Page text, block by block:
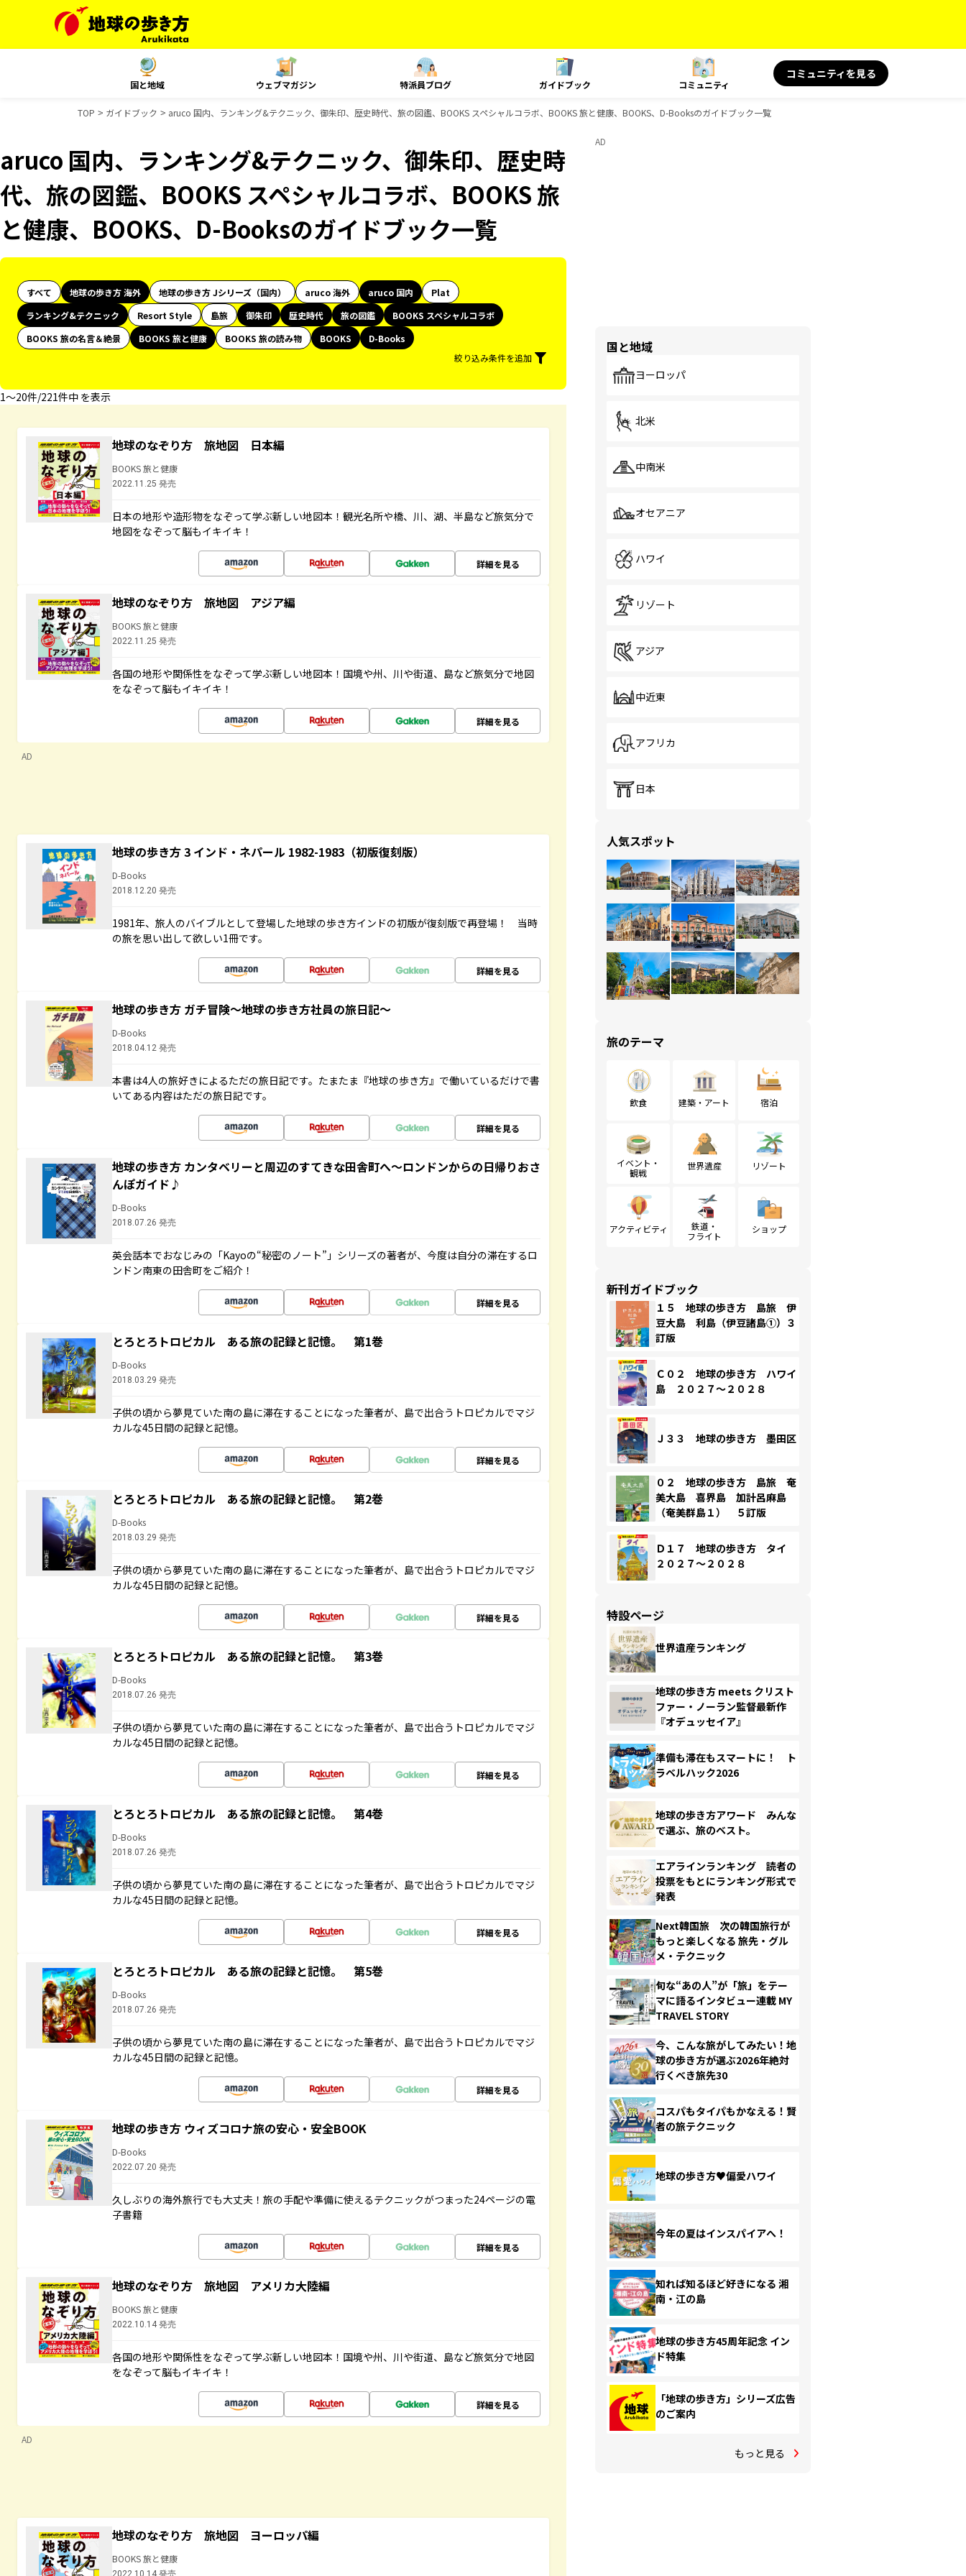
国と地域 ウェブマガジン 特派員ブログ ガイドブック コミュニティ
コミュニティを見る
TOP ガイドブック aruco 国内、ランキング&テクニック、御朱印、歴史時代、旅の図鑑、BOOKS スペシャルコラボ、BOOKS 旅と健康、BOOKS、D-Booksのガイドブック一覧
aruco 国内、ランキング&テクニック、御朱印、歴史時
代、旅の図鑑、BOOKS スペシャルコラボ、BOOKS 旅
と健康、BOOKS、D-Booksのガイドブック一覧
すべて 地球の歩き方 海外 地球の歩き方 Jシリーズ（国内） aruco 海外 aruco 国内
Plat
ランキング&テクニック
Resort Style 島旅 御朱印 歴史時代 旅の図鑑
BOOKS スペシャルコラボ
BOOKS 旅の名言＆絶景
BOOKS 旅と健康 BOOKS 旅の読み物 BOOKS
D-Books
絞り込み条件を追加
1〜20件/221件中 を表示
地球のなぞり方 旅地図 日本編
BOOKS 旅と健康
2022.11.25 発売
日本の地形や造形物をなぞって学ぶ新しい地図本！観光名所や橋、川、湖、半島など旅気分で
地図をなぞって脳もイキイキ！
詳細を見る
地球のなぞり方 旅地図 アジア編
BOOKS 旅と健康
2022.11.25 発売
各国の地形や関係性をなぞって学ぶ新しい地図本！国境や州、川や街道、島など旅気分で地図
をなぞって脳もイキイキ！
詳細を見る
AD
地球の歩き方 3 インド・ネパール 1982-1983（初版復刻版）
D-Books
2018.12.20 発売
1981年、旅人のバイブルとして登場した地球の歩き方インドの初版が復刻版で再登場！ 当時
の旅を思い出して欲しい1冊です。
詳細を見る
地球の歩き方 ガチ冒険～地球の歩き方社員の旅日記～
D-Books
2018.04.12 発売
本書は4人の旅好きによるただの旅日記です。たまたま『地球の歩き方』で働いているだけで書
いてある内容はただの旅日記です。
詳細を見る
地球の歩き方 カンタベリーと周辺のすてきな田舎町へ～ロンドンからの日帰りおさ
んぽガイド♪
D-Books
2018.07.26 発売
英会話本でおなじみの「Kayoの“秘密のノート”」シリーズの著者が、今度は自分の滞在するロ
ンドン南東の田舎町をご紹介！
詳細を見る
とろとろトロピカル ある旅の記録と記憶。 第1巻
D-Books
2018.03.29 発売
子供の頃から夢見ていた南の島に滞在することになった筆者が、島で出合うトロピカルでマジ
カルな45日間の記録と記憶。
詳細を見る
とろとろトロピカル ある旅の記録と記憶。 第2巻
D-Books
2018.03.29 発売
子供の頃から夢見ていた南の島に滞在することになった筆者が、島で出合うトロピカルでマジ
カルな45日間の記録と記憶。
詳細を見る
とろとろトロピカル ある旅の記録と記憶。 第3巻
D-Books
2018.07.26 発売
子供の頃から夢見ていた南の島に滞在することになった筆者が、島で出合うトロピカルでマジ
カルな45日間の記録と記憶。
詳細を見る
とろとろトロピカル ある旅の記録と記憶。 第4巻
D-Books
2018.07.26 発売
子供の頃から夢見ていた南の島に滞在することになった筆者が、島で出合うトロピカルでマジ
カルな45日間の記録と記憶。
詳細を見る
とろとろトロピカル ある旅の記録と記憶。 第5巻
D-Books
2018.07.26 発売
子供の頃から夢見ていた南の島に滞在することになった筆者が、島で出合うトロピカルでマジ
カルな45日間の記録と記憶。
詳細を見る
地球の歩き方 ウィズコロナ旅の安心・安全BOOK
D-Books
2022.07.20 発売
久しぶりの海外旅行でも大丈夫！旅の手配や準備に使えるテクニックがつまった24ページの電
子書籍
詳細を見る
地球のなぞり方 旅地図 アメリカ大陸編
BOOKS 旅と健康
2022.10.14 発売
各国の地形や関係性をなぞって学ぶ新しい地図本！国境や州、川や街道、島など旅気分で地図
をなぞって脳もイキイキ！
詳細を見る
AD
地球のなぞり方 旅地図 ヨーロッパ編
BOOKS 旅と健康
2022.10.14 発売
AD
国と地域
ヨーロッパ
北米
中南米
オセアニア
ハワイ
リゾート
アジア
中近東
アフリカ
日本
人気スポット
旅のテーマ
飲食 建築・アート 宿泊
イベント・
観戦
世界遺産 リゾート
アクティビティ
鉄道・
フライト
ショップ
新刊ガイドブック
１５ 地球の歩き方 島旅 伊
豆大島 利島（伊豆諸島①）３
訂版
Ｃ０２ 地球の歩き方 ハワイ
島 ２０２７～２０２８
Ｊ３３ 地球の歩き方 墨田区
０２ 地球の歩き方 島旅 奄
美大島 喜界島 加計呂麻島
（奄美群島１） ５訂版
Ｄ１７ 地球の歩き方 タイ
２０２７～２０２８
特設ページ
世界遺産ランキング
地球の歩き方 meets クリスト
ファー・ノーラン監督最新作
『オデュッセイア』
準備も滞在もスマートに！ ト
ラベルハック2026
地球の歩き方アワード みんな
で選ぶ、旅のベスト。
エアラインランキング 読者の
投票をもとにランキング形式で
発表
Next韓国旅 次の韓国旅行が
もっと楽しくなる 旅先・グル
メ・テクニック
旬な“あの人”が「旅」をテー
マに語るインタビュー連載 MY
TRAVEL STORY
今、こんな旅がしてみたい！地
球の歩き方が選ぶ2026年絶対
行くべき旅先30
コスパもタイパもかなえる！賢
者の旅テクニック
地球の歩き方♥偏愛ハワイ
今年の夏はインスパイアへ！
知れば知るほど好きになる 湘
南・江の島
地球の歩き方45周年記念 イン
ド特集
「地球の歩き方」シリーズ広告
のご案内
もっと見る